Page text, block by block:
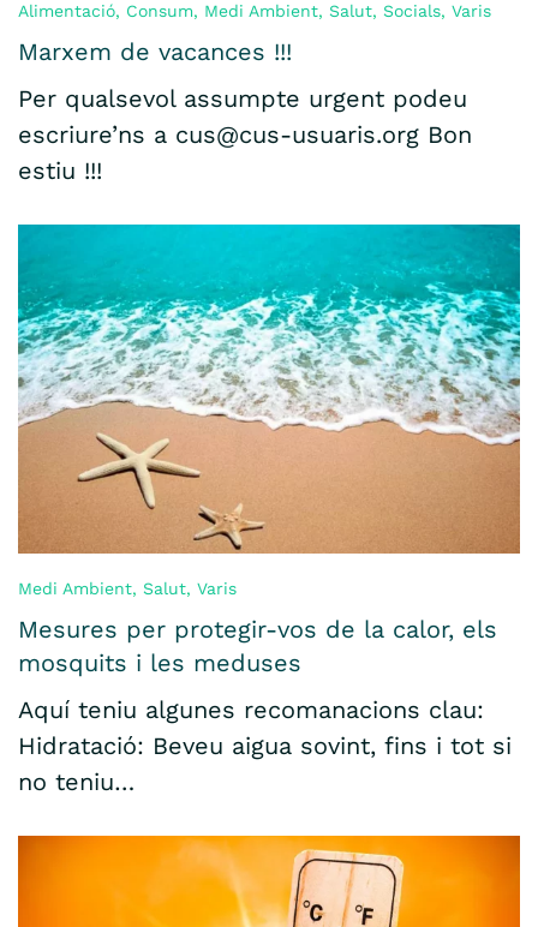
Alimentació, Consum, Medi Ambient, Salut, Socials, Varis
Marxem de vacances !!!
Per qualsevol assumpte urgent podeu
escriure’ns a cus@cus-usuaris.org Bon
estiu !!!
Medi Ambient, Salut, Varis
Mesures per protegir-vos de la calor, els
mosquits i les meduses
Aquí teniu algunes recomanacions clau:
Hidratació: Beveu aigua sovint, fins i tot si
no teniu…